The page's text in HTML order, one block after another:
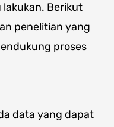
Berikut
penelitian yang
proses
data yang dapat